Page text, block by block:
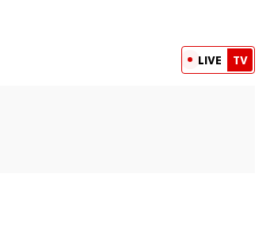
LIVE TV